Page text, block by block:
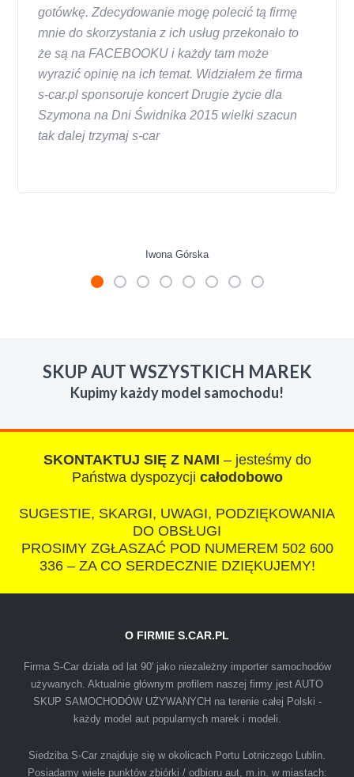
gotówkę. Zdecydowanie mogę polecić tą firmę
mnie do skorzystania z ich usług przekonało to
że są na FACEBOOKU i każdy tam może
wyrazić opinię na ich temat. Widziałem że firma
s-car.pl sponsoruje koncert Drugie życie dla
Szymona na Dni Świdnika 2015 wielki szacun
tak dalej trzymaj s-car
Iwona Górska
roznym stanie i roznym wieku, za kazdym
razem z laweta ten sam przesympatyczny,
czlowiek. Doradzil telefonicznie, zaproponowal
rozsadna cene i od reki zalatwil sprawe. Jesli
nie chcecie natknac sie na spaslych
polecam s-car.pl
IZA
Polecam firmę s-car ze Świdnika. Dawno nie
podejściem. Szybko, sprawnie, w miłej
atmosferze. Nie wiedziałem, że sprzedaż
SKUP AUT WSZYSTKICH MAREK
Kupimy każdy model samochodu!
SKONTAKTUJ SIĘ Z NAMI – jesteśmy do
Państwa dyspozycji całodobowo
SUGESTIE, SKARGI, UWAGI, PODZIĘKOWANIA
DO OBSŁUGI
PROSIMY ZGŁASZAĆ POD NUMEREM 502 600
336 – ZA CO SERDECZNIE DZIĘKUJEMY!
O FIRMIE S.CAR.PL
Firma S-Car działa od lat 90' jako niezależny importer samochodów
używanych. Aktualnie głównym profilem naszej firmy jest AUTO
SKUP SAMOCHODÓW UŻYWANYCH na terenie całej Polski -
każdy model aut popularnych marek i modeli.
Siedziba S-Car znajduje się w okolicach Portu Lotniczego Lublin.
Posiadamy wiele punktów zbiórki / odbioru aut, m.in. w miastach: